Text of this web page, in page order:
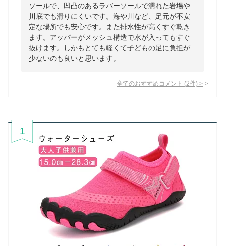
ソールで、凹凸のあるラバーソールで濡れた岩場や
川底でも滑りにくいです。海や川など、足元が不安
定な場所でも安心です。また排水性が高くすぐ乾き
ます。アッパーがメッシュ構造で水が入ってもすぐ
抜けます。しかもとても軽くて子どもの足に負担が
少ないのも良いと思います。
全てのおすすめコメント (2件) >
1